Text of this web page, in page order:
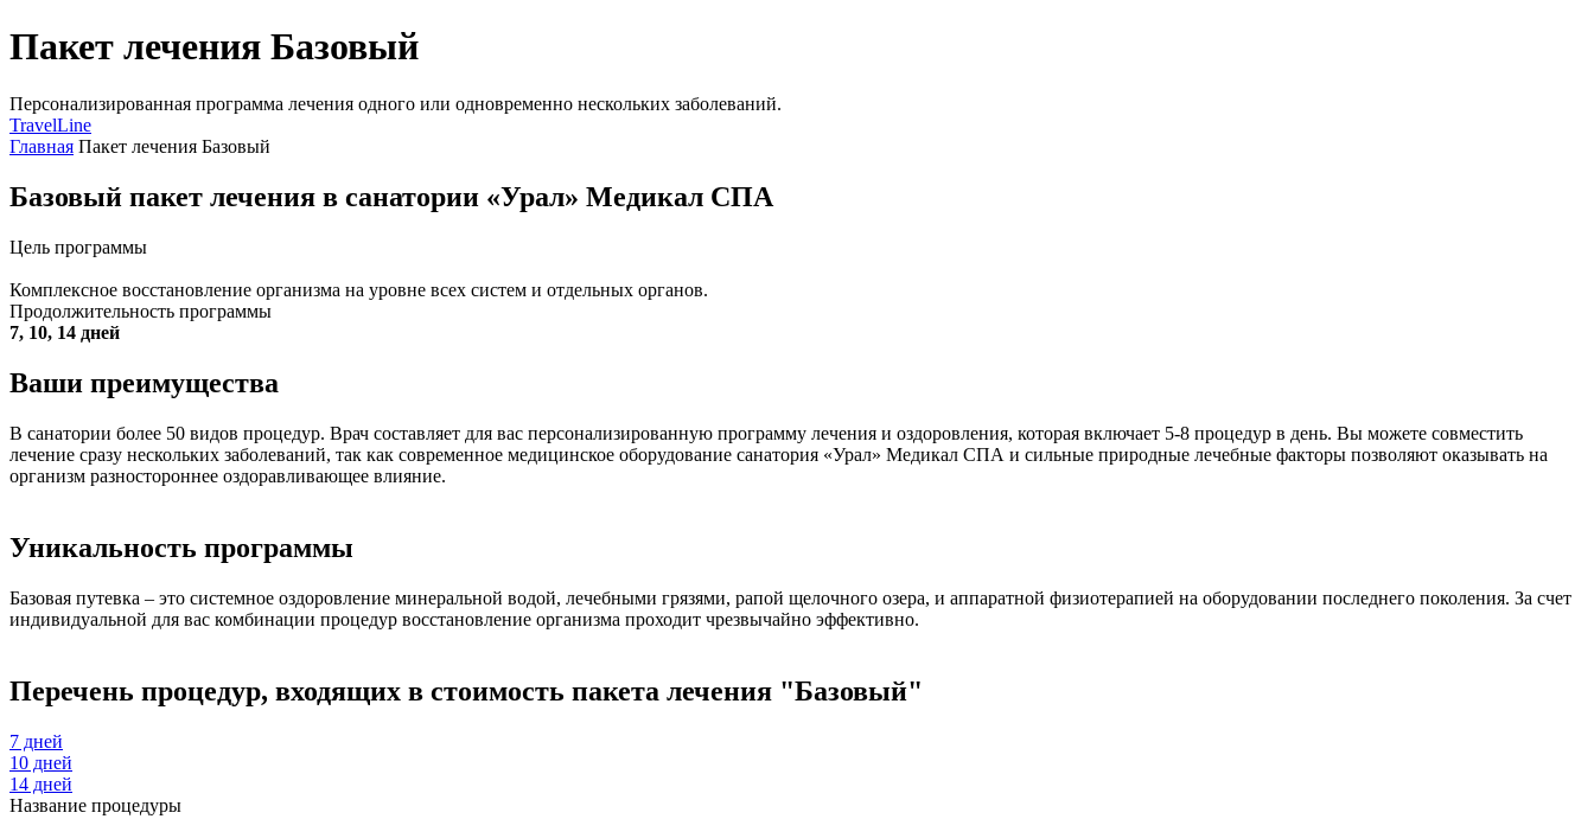
Пакет лечения Базовый
Персонализированная программа лечения одного или одновременно нескольких заболеваний.
TravelLine
Главная Пакет лечения Базовый
Базовый пакет лечения в санатории «Урал» Медикал СПА
Цель программы
Комплексное восстановление организма на уровне всех систем и отдельных органов.
Продолжительность программы
7, 10, 14 дней
Ваши преимущества
В санатории более 50 видов процедур. Врач составляет для вас персонализированную программу лечения и оздоровления, которая включает 5-8 процедур в день. Вы можете совместить
лечение сразу нескольких заболеваний, так как современное медицинское оборудование санатория «Урал» Медикал СПА и сильные природные лечебные факторы позволяют оказывать на
организм разностороннее оздоравливающее влияние.
Уникальность программы
Базовая путевка – это системное оздоровление минеральной водой, лечебными грязями, рапой щелочного озера, и аппаратной физиотерапией на оборудовании последнего поколения. За счет
индивидуальной для вас комбинации процедур восстановление организма проходит чрезвычайно эффективно.
Перечень процедур, входящих в стоимость пакета лечения "Базовый"
7 дней
10 дней
14 дней
Название процедуры